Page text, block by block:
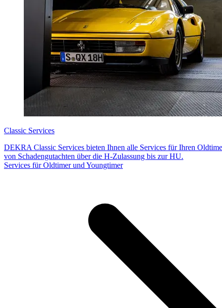
Classic Services
DEKRA Classic Services bieten Ihnen alle Services für Ihren
von Schadengutachten über die H-Zulassung bis zur HU.
Services für Oldtimer und Youngtimer